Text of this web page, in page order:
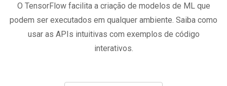
O TensorFlow facilita a criação de modelos de ML que
podem ser executados em qualquer ambiente. Saiba como
usar as APIs intuitivas com exemplos de código
interativos.